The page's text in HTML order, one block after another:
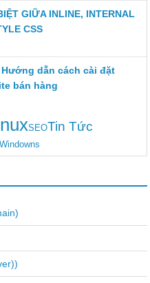
GIỮA INLINE, INTERNAL
CSS
dẫn cách cài đặt
bán hàng
SEOTin Tức
Windowns